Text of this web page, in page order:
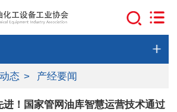
态 > 产经要闻
进！国家管网油库智慧运营技术通过